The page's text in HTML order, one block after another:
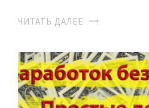
ЧИТАТЬ ДАЛЕЕ